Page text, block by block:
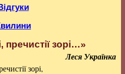
зорі…»
Леся Українка
зорі,